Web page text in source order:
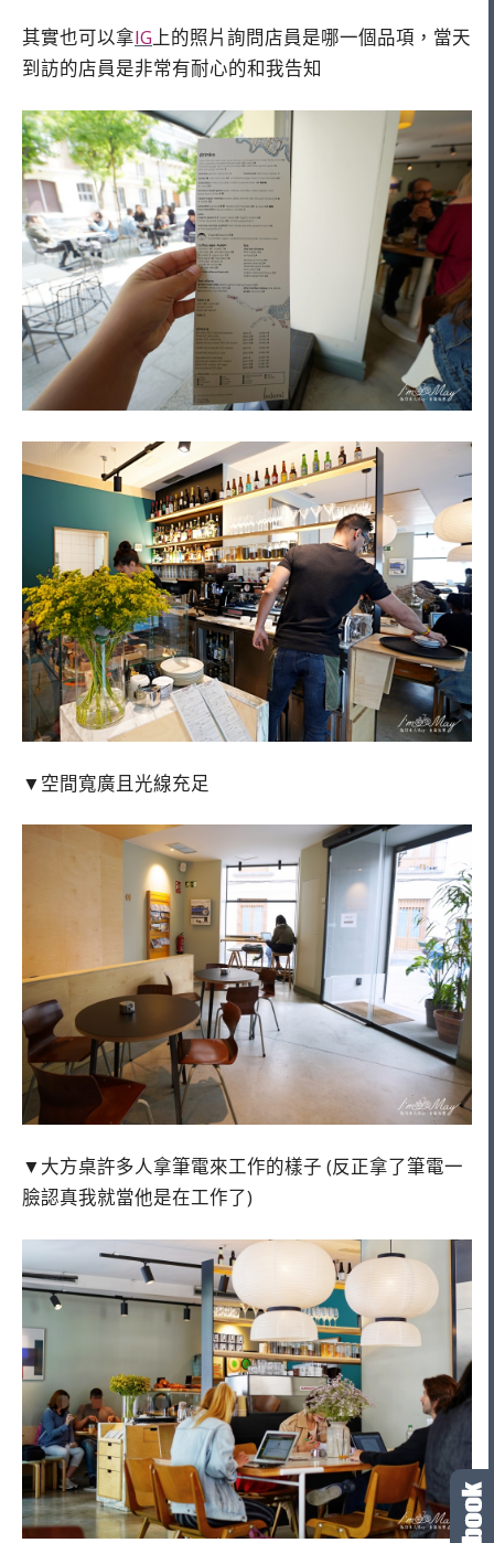
其實也可以拿IG上的照片詢問店員是哪一個品項，當天
到訪的店員是非常有耐心的和我告知
▼空間寬廣且光線充足
▼大方桌許多人拿筆電來工作的樣子 (反正拿了筆電一
臉認真我就當他是在工作了)